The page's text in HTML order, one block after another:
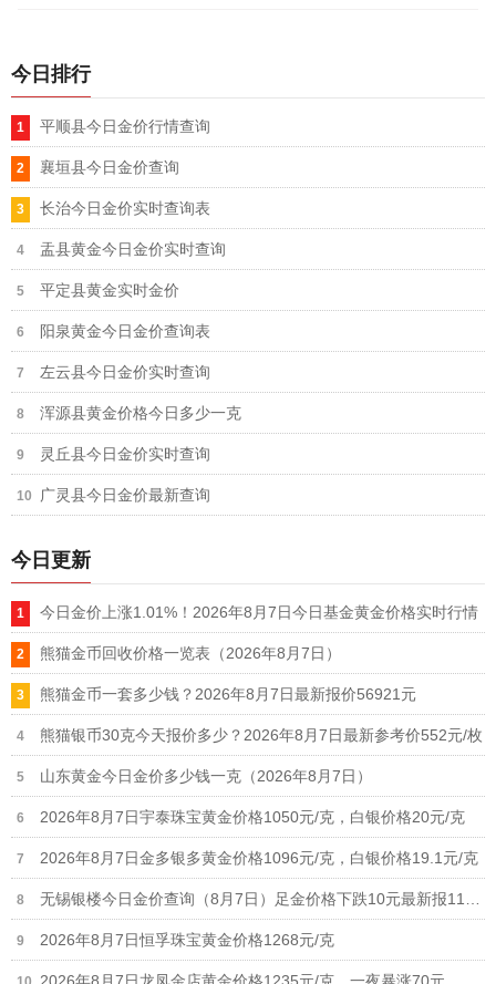
今日排行
平顺县今日金价行情查询
襄垣县今日金价查询
长治今日金价实时查询表
盂县黄金今日金价实时查询
平定县黄金实时金价
阳泉黄金今日金价查询表
左云县今日金价实时查询
浑源县黄金价格今日多少一克
灵丘县今日金价实时查询
广灵县今日金价最新查询
今日更新
今日金价上涨1.01%！2026年8月7日今日基金黄金价格实时行情
熊猫金币回收价格一览表（2026年8月7日）
熊猫金币一套多少钱？2026年8月7日最新报价56921元
熊猫银币30克今天报价多少？2026年8月7日最新参考价552元/枚
山东黄金今日金价多少钱一克（2026年8月7日）
2026年8月7日宇泰珠宝黄金价格1050元/克，白银价格20元/克
2026年8月7日金多银多黄金价格1096元/克，白银价格19.1元/克
2026年8月7日恒孚珠宝黄金价格1268元/克